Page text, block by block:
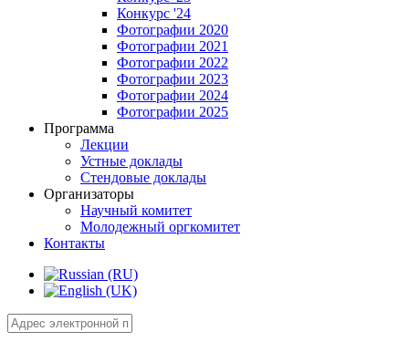
Конкурс '24
Фотографии 2020
Фотографии 2021
Фотографии 2022
Фотографии 2023
Фотографии 2024
Фотографии 2025
Программа
Лекции
Устные доклады
Стендовые доклады
Организаторы
Научный комитет
Молодежный оргкомитет
Контакты